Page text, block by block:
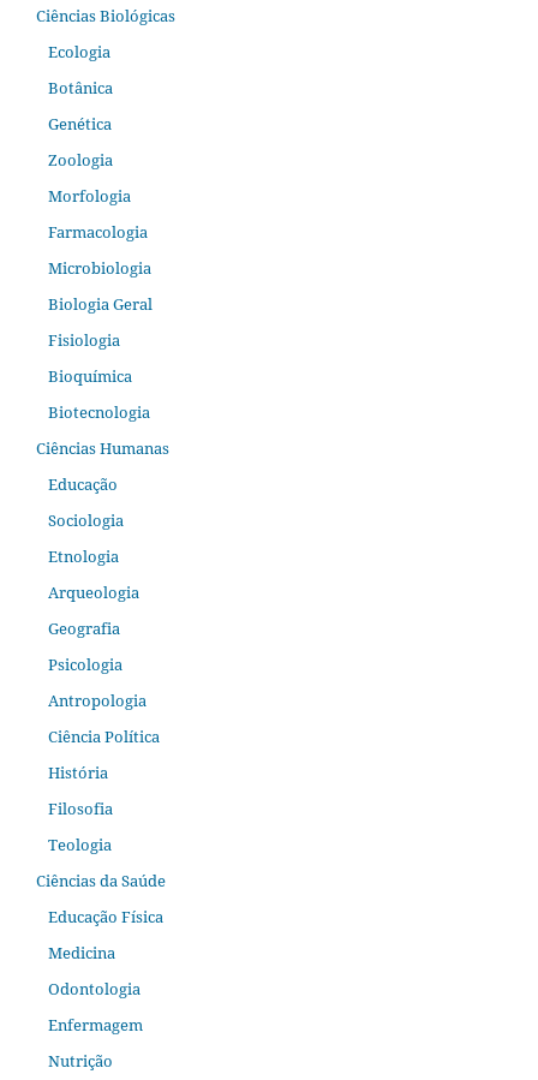
Ciências Biológicas
Ecologia
Botânica
Genética
Zoologia
Morfologia
Farmacologia
Microbiologia
Biologia Geral
Fisiologia
Bioquímica
Biotecnologia
Ciências Humanas
Educação
Sociologia
Etnologia
Arqueologia
Geografia
Psicologia
Antropologia
Ciência Política
História
Filosofia
Teologia
Ciências da Saúde
Educação Física
Medicina
Odontologia
Enfermagem
Nutrição